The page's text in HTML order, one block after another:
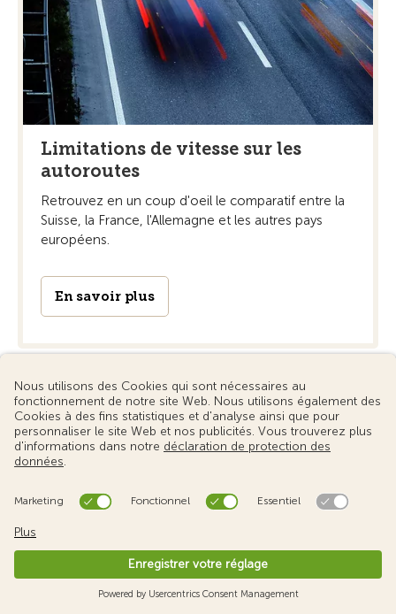
Limitations de vitesse sur les
autoroutes
Retrouvez en un coup d'oeil le comparatif entre la
Suisse, la France, l'Allemagne et les autres pays
européens.
En savoir plus
Équipement